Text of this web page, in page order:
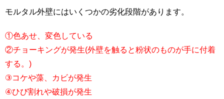
モルタル外壁にはいくつかの劣化段階があります。
①色あせ、変色している
②チョーキングが発生(外壁を触ると粉状のものが手に付着
する。)
③コケや藻、カビが発生
④ひび割れや破損が発生